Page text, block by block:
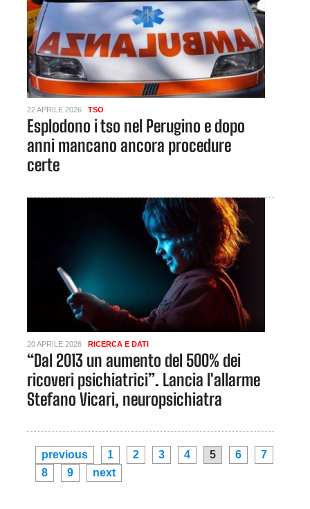
22 APRILE 2026 TSO
Esplodono i tso nel Perugino e dopo
anni mancano ancora procedure
certe
20 APRILE 2026 RICERCA E DATI
“Dal 2013 un aumento del 500% dei
ricoveri psichiatrici”. Lancia l'allarme
Stefano Vicari, neuropsichiatra
previous 1 2 3 4 5 6
7
8
9 next